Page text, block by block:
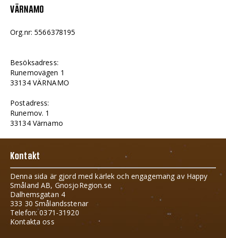
VÄRNAMO
Org.nr: 5566378195
Besöksadress:
Runemovägen 1
33134 VÄRNAMO
Postadress:
Runemov. 1
33134 Värnamo
Kontakt
Denna sida är gjord med kärlek och engagemang av Happy
Småland AB, GnosjoRegion.se
Dalhemsgatan 4
333 30 Smålandsstenar
Telefon: 0371-31920
Kontakta oss